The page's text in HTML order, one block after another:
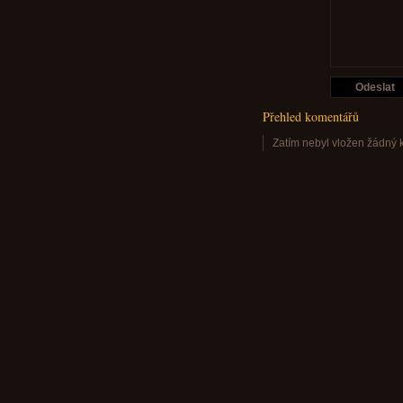
Přehled komentářů
Zatím nebyl vložen žádný